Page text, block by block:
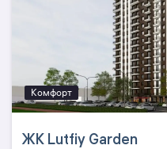
Комфорт
ЖК Lutfiy Garden